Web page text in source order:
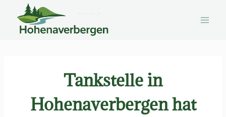
Inhalt
springen
Tankstelle in
Hohenaverbergen hat